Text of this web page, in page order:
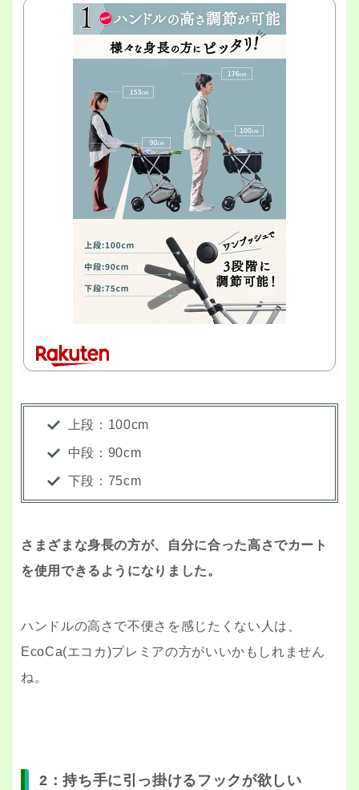
上段：100cm
中段：90cm
下段：75cm
さまざまな身長の方が、自分に合った高さでカート
を使用できるようになりました。
ハンドルの高さで不便さを感じたくない人は、
EcoCa(エコカ)プレミアの方がいいかもしれません
ね。
2：持ち手に引っ掛けるフックが欲しい